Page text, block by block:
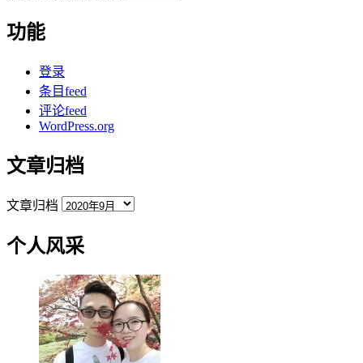
功能
登录
条目feed
评论feed
WordPress.org
文章归档
文章归档
个人风采